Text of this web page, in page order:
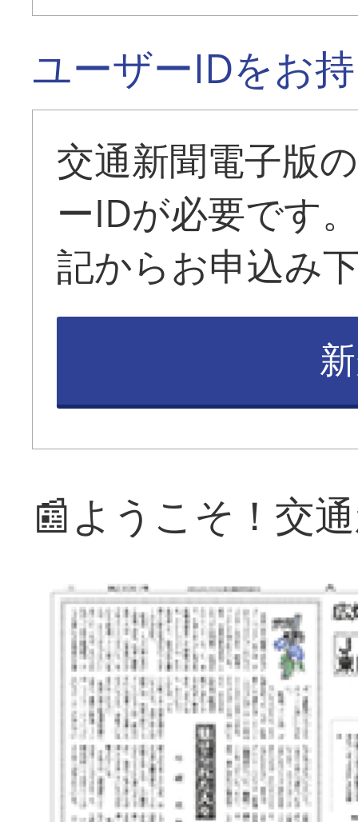
ユーザーIDをお
交通新聞電子版
ーIDが必要です
記からお申込み
📰ようこそ！交